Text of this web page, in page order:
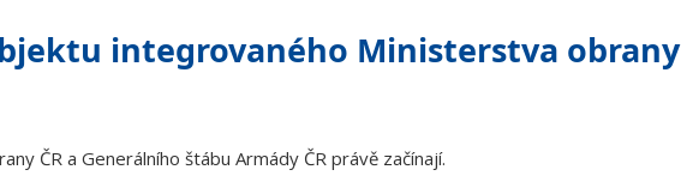
integrovaného Ministerstva obrany
ČR a Generálního štábu Armády ČR právě začínají.